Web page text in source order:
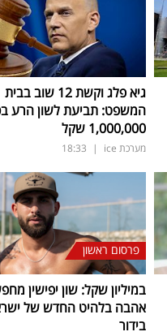
גיא פלג וקשת 12 שוב בבית
המשפט: תביעת לשון הרע
1,000,000 שקל
מערכת ice |
18:33
פרסום ראשון
במיליון שקל: שון יפישין
אהבה בלהיט החדש של
בידור